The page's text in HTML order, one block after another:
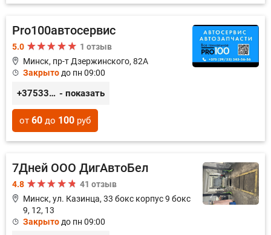
Pro100автосервис
5.0
1 отзыв
Минск, пр-т Дзержинского, 82А
Закрытодо пн 09:00
+375333435656 - показать
от 60 до 100 руб
7Дней ООО ДигАвтоБел
4.8
41 отзыв
Минск, ул. Казинца, 33 бокс корпус 9 бокс
9, 12, 13
Закрыто до пн 09:00